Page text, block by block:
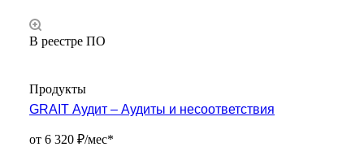
В реестре ПО
Продукты
GRAIT Аудит – Аудиты и несоответствия
от 6 320 ₽/мес*